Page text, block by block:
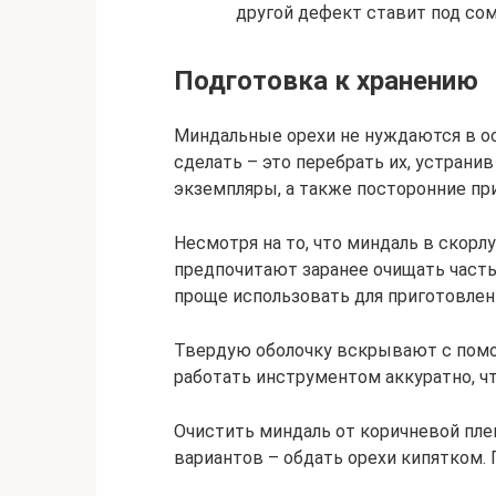
другой дефект ставит под
Подготовка к хранению
Миндальные орехи не нуждаются в
сделать – это перебрать их,
экземпляры, а также посторонние
Несмотря на то, что миндаль в
предпочитают заранее очищать
проще использовать для
Твердую оболочку вскрывают с
работать инструментом аккуратно,
Очистить миндаль от коричневой
вариантов – обдать орехи кипятком.